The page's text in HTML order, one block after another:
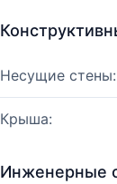
Несущие стены:
Крыша:
Инженерные